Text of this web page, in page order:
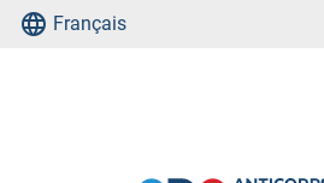
Français